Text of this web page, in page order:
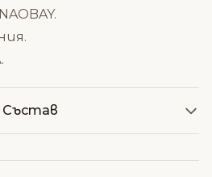
.
Състав